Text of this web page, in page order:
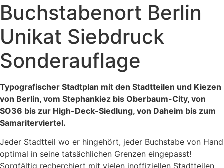
Buchstabenort Berlin
Unikat Siebdruck
Sonderauflage
Typografischer Stadtplan mit den Stadtteilen und Kiezen
von Berlin, vom Stephankiez bis Oberbaum-City, von
SO36 bis zur High-Deck-Siedlung, von Daheim bis zum
Samariterviertel.
Jeder Stadtteil wo er hingehört, jeder Buchstabe von Hand
optimal in seine tatsächlichen Grenzen eingepasst!
Sorgfältig recherchiert mit vielen inoffiziellen Stadtteilen,